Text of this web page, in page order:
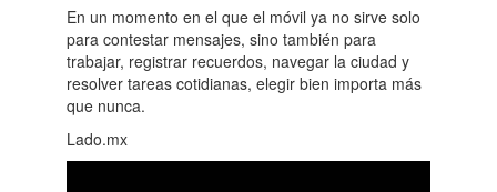
En un momento en el que el móvil ya no sirve solo
para contestar mensajes, sino también para
trabajar, registrar recuerdos, navegar la ciudad y
resolver tareas cotidianas, elegir bien importa más
que nunca.
Lado.mx